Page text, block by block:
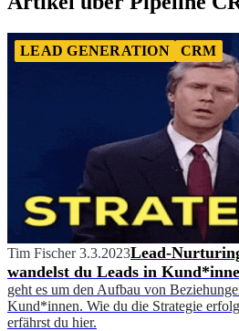
LEAD GENERATION CRM
Tim Fischer 3.3.2023Lead-
wandelst du Leads in
geht es um den Aufbau von
Kund*innen. Wie du die Strategie
erfährst du hier.